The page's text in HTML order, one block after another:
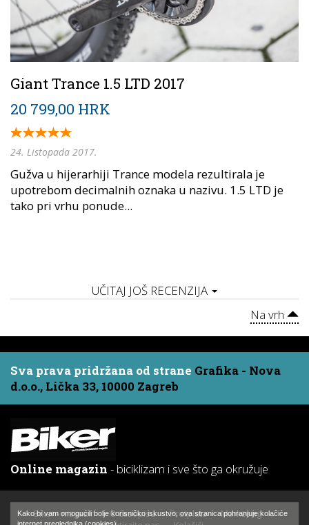
Giant Trance 1.5 LTD 2017
20 799,00 HRK
24. Listopada 2017.
Gužva u hijerarhiji Trance modela rezultirala je
upotrebom decimalnih oznaka u nazivu. 1.5 LTD je
tako pri vrhu ponude...
UČITAJ JOŠ RECENZIJA
Na vrh
Sva prava pridržana od strane Grafika - Nova
d.o.o., Lička 33, 10000 Zagreb
Online magazin - biciklizam i sve što ga okružuje
Biker - magazin O časopisu Pretplata
Marketing
Kako bi vam omogućili bolje korisničko iskustvo, ova stranica pohranjuje kolačiće